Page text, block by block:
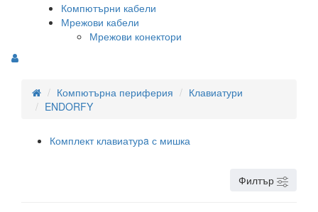
Компютърни кабели
Мрежови кабели
Мрежови конектори
Компютърна периферия
Клавиатури
ENDORFY
Комплект клавиатурa с мишка
Филтър